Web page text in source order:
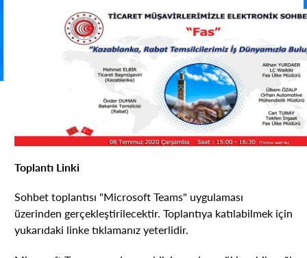
Toplantı Linki
Sohbet toplantısı "Microsoft Teams" uygulaması
üzerinden gerçekleştirilecektir. Toplantıya katılabilmek için
yukarıdaki linke tıklamanız yeterlidir.